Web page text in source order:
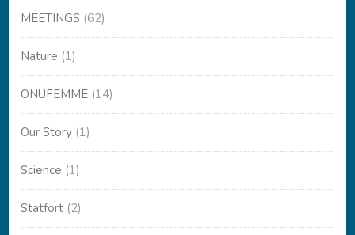
MEETINGS (62)
Nature (1)
ONUFEMME (14)
Our Story (1)
Science (1)
Statfort (2)